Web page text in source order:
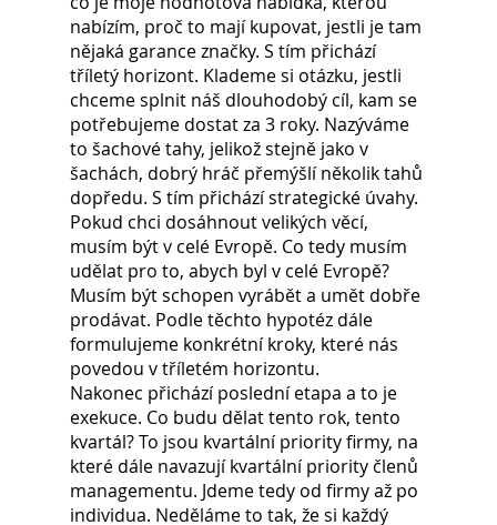
nabízím, proč to mají kupovat, jestli je tam
nějaká garance značky. S tím přichází
tříletý horizont. Klademe si otázku, jestli
chceme splnit náš dlouhodobý cíl, kam se
potřebujeme dostat za 3 roky. Nazýváme
to šachové tahy, jelikož stejně jako v
šachách, dobrý hráč přemýšlí několik tahů
dopředu. S tím přichází strategické úvahy.
Pokud chci dosáhnout velikých věcí,
musím být v celé Evropě. Co tedy musím
udělat pro to, abych byl v celé Evropě?
Musím být schopen vyrábět a umět dobře
prodávat. Podle těchto hypotéz dále
formulujeme konkrétní kroky, které nás
povedou v tříletém horizontu.
Nakonec přichází poslední etapa a to je
exekuce. Co budu dělat tento rok, tento
kvartál? To jsou kvartální priority firmy, na
které dále navazují kvartální priority členů
managementu. Jdeme tedy od firmy až po
individua. Neděláme to tak, že si každý